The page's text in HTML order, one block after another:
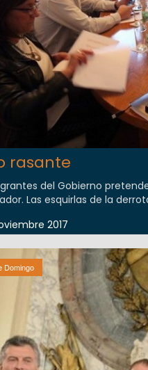
rasante
del Gobierno
Las esquirlas de la
2017
Domingo